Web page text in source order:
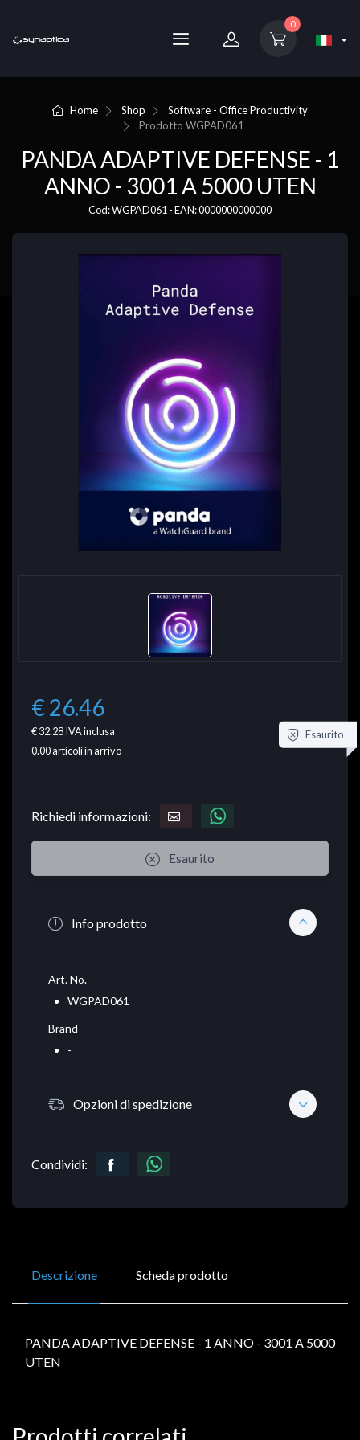
0
Home Shop
Software - Office Productivity
Prodotto WGPAD061
PANDA ADAPTIVE DEFENSE - 1
ANNO - 3001 A 5000 UTEN
Cod: WGPAD061 - EAN: 0000000000000
€ 26.46
€ 32.28IVA inclusa
0.00articoli in arrivo
Esaurito
Richiedi informazioni:
Esaurito
Info prodotto
Art. No.
WGPAD061
Brand
-
Opzioni di spedizione
Condividi:
Descrizione Scheda prodotto
PANDA ADAPTIVE DEFENSE - 1 ANNO - 3001 A 5000
UTEN